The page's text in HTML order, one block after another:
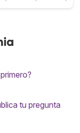
tu pregunta